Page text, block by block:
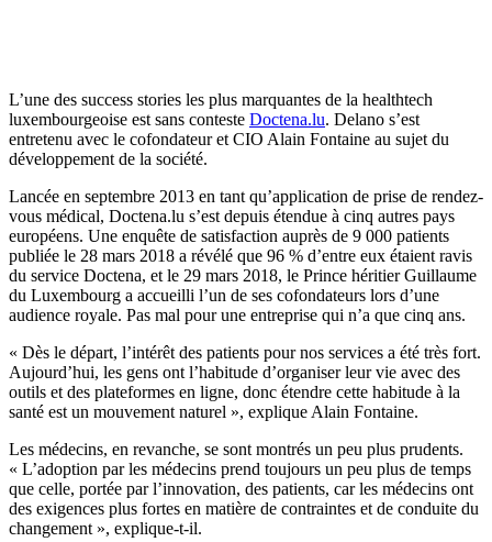
L’une des success stories les plus marquantes de la healthtech
luxembourgeoise est sans conteste Doctena.lu. Delano s’est
entretenu avec le cofondateur et CIO Alain Fontaine au sujet du
développement de la société.
Lancée en septembre 2013 en tant qu’application de prise de rendez-
vous médical, Doctena.lu s’est depuis étendue à cinq autres pays
européens. Une enquête de satisfaction auprès de 9 000 patients
publiée le 28 mars 2018 a révélé que 96 % d’entre eux étaient ravis
du service Doctena, et le 29 mars 2018, le Prince héritier Guillaume
du Luxembourg a accueilli l’un de ses cofondateurs lors d’une
audience royale. Pas mal pour une entreprise qui n’a que cinq ans.
« Dès le départ, l’intérêt des patients pour nos services a été très fort.
Aujourd’hui, les gens ont l’habitude d’organiser leur vie avec des
outils et des plateformes en ligne, donc étendre cette habitude à la
santé est un mouvement naturel », explique Alain Fontaine.
Les médecins, en revanche, se sont montrés un peu plus prudents.
« L’adoption par les médecins prend toujours un peu plus de temps
que celle, portée par l’innovation, des patients, car les médecins ont
des exigences plus fortes en matière de contraintes et de conduite du
changement », explique-t-il.